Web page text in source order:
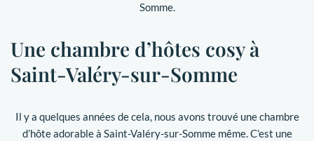
Somme.
Une chambre d’hôtes cosy à
Saint-Valéry-sur-Somme
Il y a quelques années de cela, nous avons trouvé une chambre
d’hôte adorable à Saint-Valéry-sur-Somme même. C’est une